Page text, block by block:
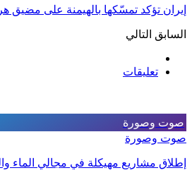
إيران تؤكد تمسّكها بالهيمنة على مضيق
السابق التالي
تعليقات
صوت وصورة
صوت وصورة
إطلاق مشاريع مهيكلة في مجالي الماء